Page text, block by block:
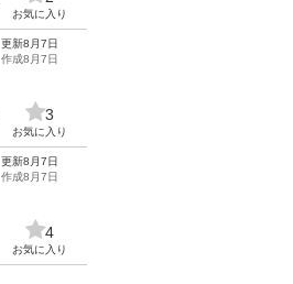
お気に入り
更新8月7日
作成8月7日
3
お気に入り
更新8月7日
作成8月7日
4
お気に入り